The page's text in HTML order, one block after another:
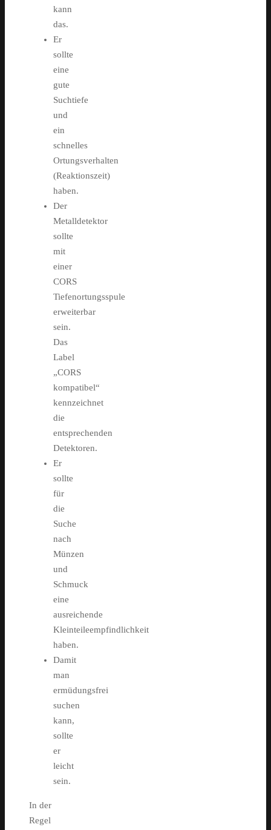
kann
das.
Er
sollte
eine
gute
Suchtiefe
und
ein
schnelles
Ortungsverhalten
(Reaktionszeit)
haben.
Der
Metalldetektor
sollte
mit
einer
CORS
Tiefenortungsspule
erweiterbar
sein.
Das
Label
„CORS
kompatibel“
kennzeichnet
die
entsprechenden
Detektoren.
Er
sollte
für
die
Suche
nach
Münzen
und
Schmuck
eine
ausreichende
Kleinteileempfindlichkeit
haben.
Damit
man
ermüdungsfrei
suchen
kann,
sollte
er
leicht
sein.
In der
Regel